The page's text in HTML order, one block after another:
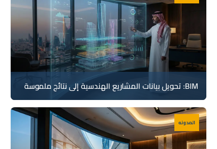
BIM: تحويل بيانات المشاريع الهندسية إلى نتائج ملموسة
المدونه